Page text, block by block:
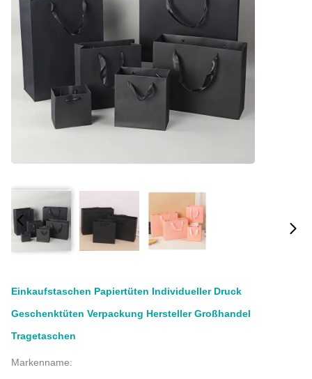
Einkaufstaschen Papiertüten Individueller Druck
Geschenktüten Verpackung Hersteller Großhandel
Tragetaschen
Markenname: